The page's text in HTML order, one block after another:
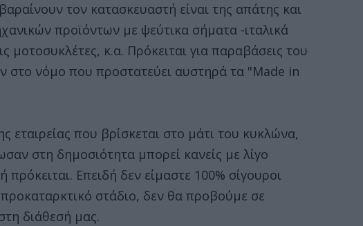
τον κατασκευαστή είναι της απάτης και
προϊόντων με ψεύτικα σήματα -ιταλικά
μοτοσυκλέτες, κ.α. Πρόκειται για παραβάσεις του
νόμο που προστατεύει αυστηρά τα "Made in
εταιρείας που βρίσκεται στο μάτι του κυκλώνα,
στη δημοσιότητα μπορεί κανείς με λίγο
Επειδή δεν είμαστε 100% σίγουροι
στάδιο, δεν θα προβούμε σε
διάθεσή μας.